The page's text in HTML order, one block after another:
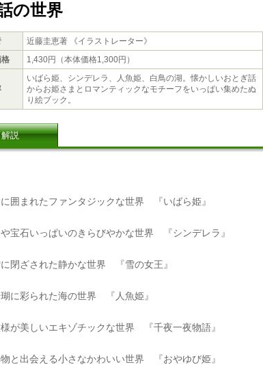
の世界
近藤圭恵著 《イラストレーター》
1,430円（本体価格1,300円）
いばら姫、シンデレラ、人魚姫、白鳥の湖。懐かしいおとぎ話
からお姫さまとロマンティックなモチーフをいっぱい集めたぬ
り絵ブック。
解説
囲まれたファンタジックな世界 『いばら姫』
宝石いっぱいのきらびやかな世界 『シンデレラ』
閉ざされた静かな世界 『雪の女王』
に彩られた海の世界 『人魚姫』
が美しいエキゾチックな世界 『千夜一夜物語』
と出会える小さなかわいい世界 『おやゆび姫』